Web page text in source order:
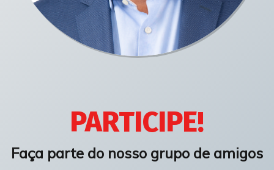
PARTICIPE!
Faça parte do nosso grupo de amigos